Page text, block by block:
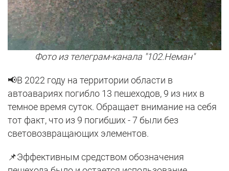
Фото из телеграм-канала "102.Неман"
📢В 2022 году на территории области в
автоавариях погибло 13 пешеходов, 9 из них в
темное время суток. Обращает внимание на себя
тот факт, что из 9 погибших - 7 были без
световозвращающих элементов.
📌Эффективным средством обозначения